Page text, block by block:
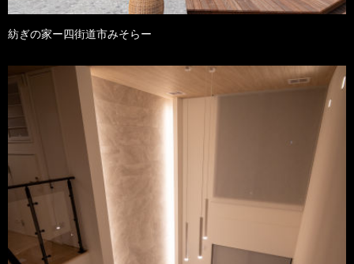
紡ぎの家ー四街道市みそらー